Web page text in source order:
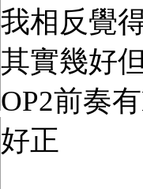
我相反覺
其實幾好
OP2前奏
好正